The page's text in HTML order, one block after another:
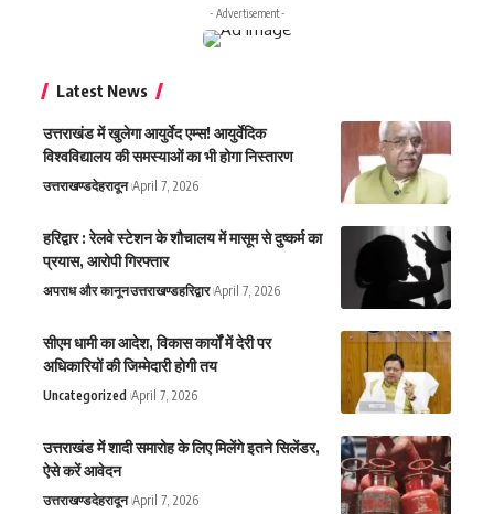
- Advertisement -
Latest News
उत्तराखंड में खुलेगा आयुर्वेद एम्स! आयुर्वेदिक
विश्वविद्यालय की समस्याओं का भी होगा निस्तारण
उत्तराखण्डदेहरादून April 7, 2026
हरिद्वार : रेलवे स्टेशन के शौचालय में मासूम से दुष्कर्म का
प्रयास, आरोपी गिरफ्तार
अपराध और कानूनउत्तराखण्डहरिद्वार April 7, 2026
सीएम धामी का आदेश, विकास कार्यों में देरी पर
अधिकारियों की जिम्मेदारी होगी तय
Uncategorized April 7, 2026
उत्तराखंड में शादी समारोह के लिए मिलेंगे इतने सिलेंडर,
ऐसे करें आवेदन
उत्तराखण्डदेहरादून April 7, 2026